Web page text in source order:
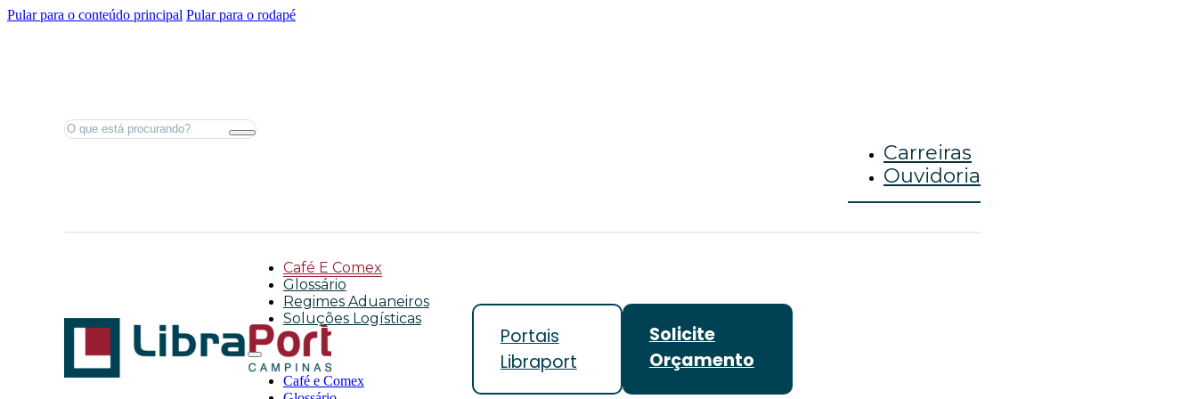
Pular para o conteúdo principal Pular para o rodapé
Pesquisar
Carreiras
Ouvidoria
Café E Comex
Glossário
Regimes Aduaneiros
Soluções Logísticas
Café e Comex
Portais
Libraport
Solicite
Orçamento